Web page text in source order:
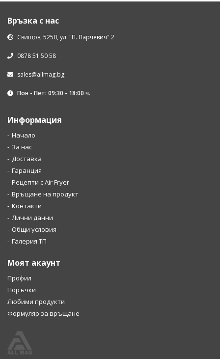
Връзка с нас
Свищов, 5250, ул. "П. Парчевич" 2
0878 51 50 58
sales@allmag.bg
Пон - Пет: 09:30 - 18:00 ч.
Информация
Начало
За нас
Доставка
Гаранция
Рецепти с Air Fryer
Връщане на продукт
Контакти
Лични данни
Общи условия
Галерия ТП
Моят акаунт
Профил
Поръчки
Любими продукти
Формуляр за връщане